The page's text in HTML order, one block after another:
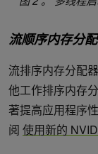
流顺序内存分
流排序内存分配
他工作排序内存
著提高应用程序
阅 使用新的